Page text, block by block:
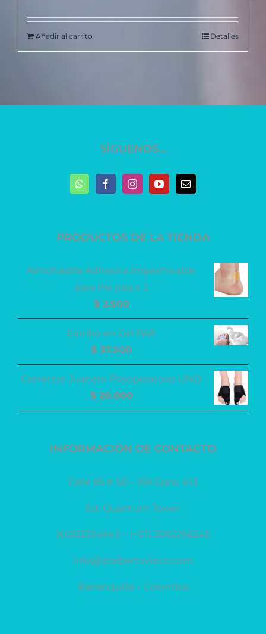
Añadir al carrito Detalles
SÍGUENOS…
PRODUCTOS DE LA TIENDA
Almohadilla Adhesiva Impermeable
para Pie paq x 2
$2.500
Estribo en Gel PAR
$ 37.500
Corrector Juanete Posoperatorio UND
$20.000
INFORMACIÓN DE CONTACTO
Calle 85 # 50 – 159 Cons. 413
Ed. Quantum Tower
(605)3334943 – (+57) 3052256245
info@dralbertovieco.com
Barranquilla – Colombia